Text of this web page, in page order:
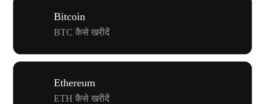
Bitcoin
BTC कैसे खरीदें
Ethereum
ETH कैसे खरीदें